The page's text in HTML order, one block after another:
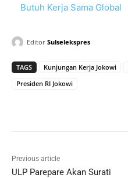
Butuh Kerja Sama Global
Editor Sulselekspres
TAGS Kunjungan Kerja Jokowi
Presiden RI Jokowi
Previous article
ULP Parepare Akan Surati